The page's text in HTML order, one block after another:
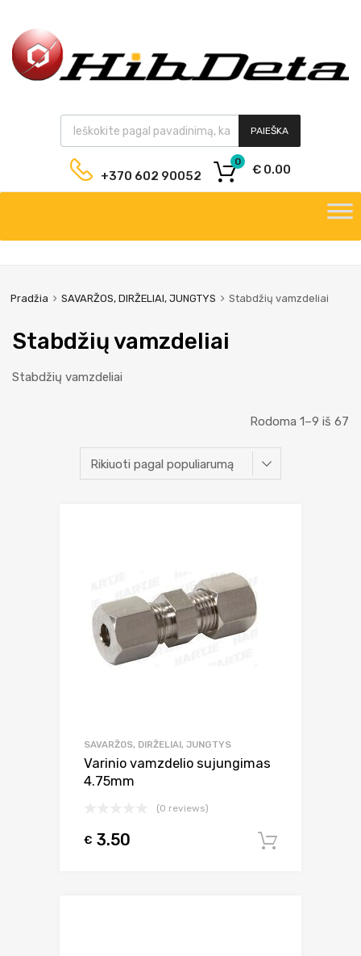
PAIEŠKA
+370 602 90052 € 0.00
0
Pradžia SAVARŽOS, DIRŽELIAI, JUNGTYS Stabdžių vamzdeliai
Stabdžių vamzdeliai
Stabdžių vamzdeliai
Rodoma 1–9 iš 67
SAVARŽOS, DIRŽELIAI, JUNGTYS
Varinio vamzdelio sujungimas
4.75mm
(0 reviews)
€ 3.50